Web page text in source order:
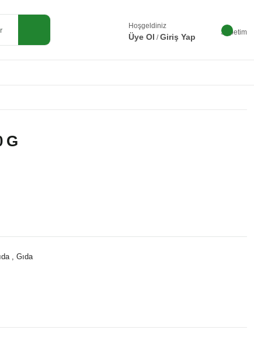
Hoşgeldiniz
Üye Ol /Giriş Yap
Sepetim
G
, Gıda